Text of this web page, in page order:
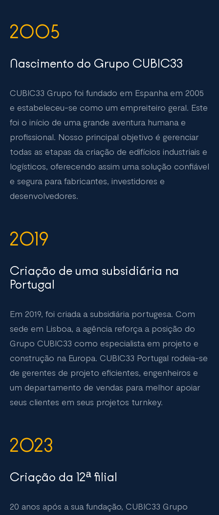
2005
Nascimento do Grupo CUBIC33
CUBIC33 Grupo foi fundado em Espanha em 2005
e estabeleceu-se como um empreiteiro geral. Este
foi o início de uma grande aventura humana e
profissional. Nosso principal objetivo é gerenciar
todas as etapas da criação de edifícios industriais e
logísticos, oferecendo assim uma solução confiável
e segura para fabricantes, investidores e
desenvolvedores.
2019
Criação de uma subsidiária na
Portugal
Em 2019, foi criada a subsidiária portugesa. Com
sede em Lisboa, a agência reforça a posição do
Grupo CUBIC33 como especialista em projeto e
construção na Europa. CUBIC33 Portugal rodeia-se
de gerentes de projeto eficientes, engenheiros e
um departamento de vendas para melhor apoiar
seus clientes em seus projetos turnkey.
2023
Criação da 12ª filial
20 anos após a sua fundação, CUBIC33 Grupo